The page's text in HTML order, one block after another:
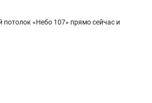
«Небо 107» прямо сейчас и